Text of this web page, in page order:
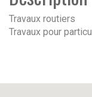
Travaux routiers
Travaux pour